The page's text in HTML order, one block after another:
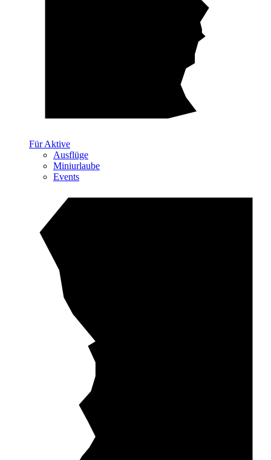
Für Aktive
Ausflüge
Miniurlaube
Events